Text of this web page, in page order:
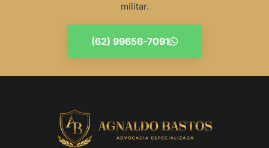
militar.
(62) 99656-7091